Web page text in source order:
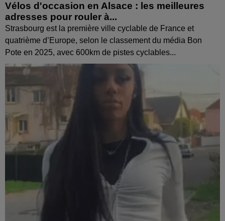
Vélos d'occasion en Alsace : les meilleures
adresses pour rouler à...
Strasbourg est la première ville cyclable de France et
quatrième d’Europe, selon le classement du média Bon
Pote en 2025, avec 600km de pistes cyclables...